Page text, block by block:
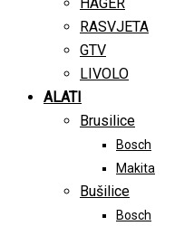
RASVJETA
GTV
LIVOLO
ALATI
Brusilice
Bosch
Makita
Bušilice
Bosch